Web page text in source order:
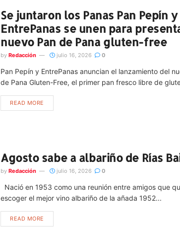
Se juntaron los Panas Pan Pepín y
EntrePanas se unen para
nuevo Pan de Pana gluten-free
by Redacción julio 16, 2026 0
Pan Pepín y EntrePanas anuncian el lanzamiento del
de Pana Gluten-Free, el primer pan fresco libre de
READ MORE
Agosto sabe a albariño de Rías
by Redacción julio 16, 2026 0
Nació en 1953 como una reunión entre amigos que
escoger el mejor vino albariño de la añada 1952...
READ MORE